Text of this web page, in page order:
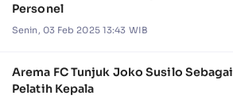
Personel
Senin, 03 Feb 2025 13:43 WIB
Arema FC Tunjuk Joko Susilo Sebagai
Pelatih Kepala